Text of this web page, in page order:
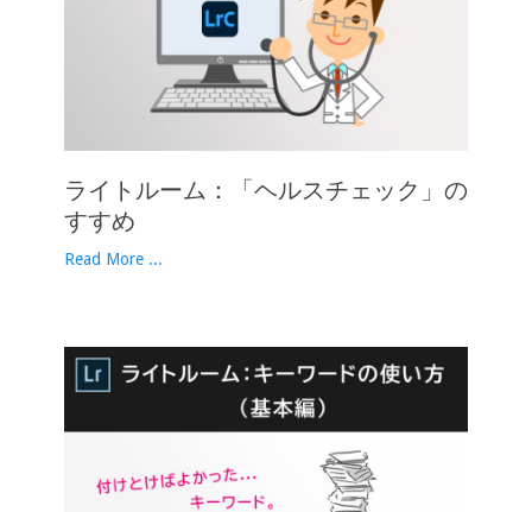
ライトルーム：「ヘルスチェック」の
すすめ
Read More ...